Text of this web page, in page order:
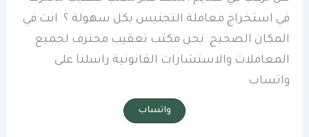
في استخراج معاملة التجنيس بكل سهولة ؟ انت في
المكان الصحيح نحن مكتب تعقيب محترف لجميع
المعاملات والاستشارات القانونية راسلنا على
واتساب
واتساب